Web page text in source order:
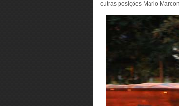
outras posições Mario